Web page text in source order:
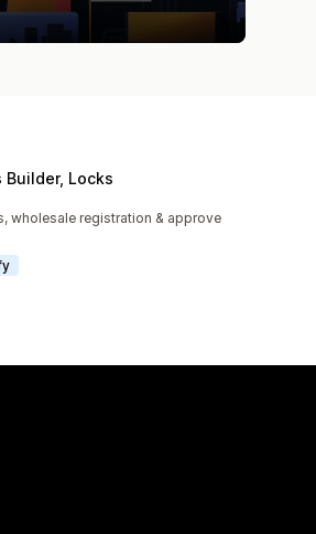
Builder, Locks
wholesale registration & approve